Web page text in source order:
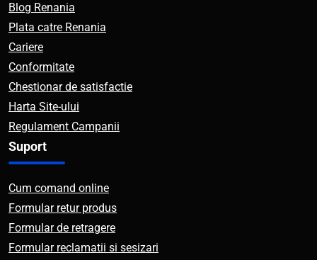
Blog Renania
Plata catre Renania
Cariere
Conformitate
Chestionar de satisfactie
Harta Site-ului
Regulament Campanii
Suport
Cum comand online
Formular retur produs
Formular de retragere
Formular reclamatii si sesizari